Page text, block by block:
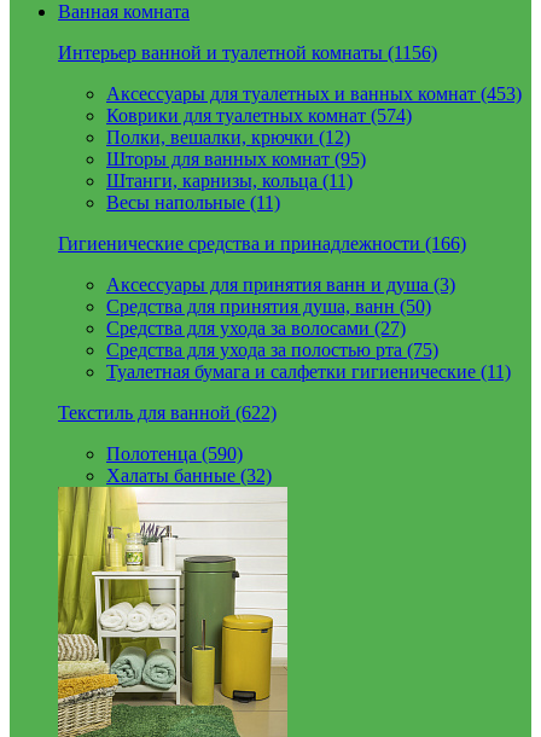
Ванная комната
Интерьер ванной и туалетной комнаты (1156)
Аксессуары для туалетных и ванных комнат (453)
Коврики для туалетных комнат (574)
Полки, вешалки, крючки (12)
Шторы для ванных комнат (95)
Штанги, карнизы, кольца (11)
Весы напольные (11)
Гигиенические средства и принадлежности (166)
Аксессуары для принятия ванн и душа (3)
Средства для принятия душа, ванн (50)
Средства для ухода за волосами (27)
Средства для ухода за полостью рта (75)
Туалетная бумага и салфетки гигиенические (11)
Текстиль для ванной (622)
Полотенца (590)
Халаты банные (32)